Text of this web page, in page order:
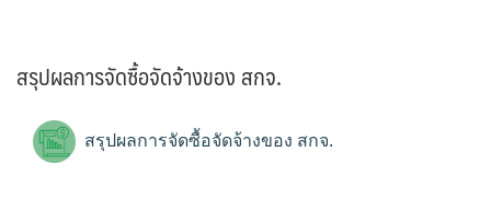
สรุปผลการจัดซื้อจัดจ้างของ สกจ.
สรุปผลการจัดซื้อจัดจ้างของ สกจ.